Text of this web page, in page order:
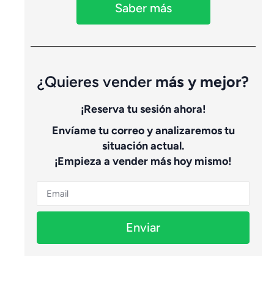
Saber más
¿Quieres vender más y mejor?
¡Reserva tu sesión ahora!
Envíame tu correo y analizaremos tu
situación actual.
¡Empieza a vender más hoy mismo!
Enviar